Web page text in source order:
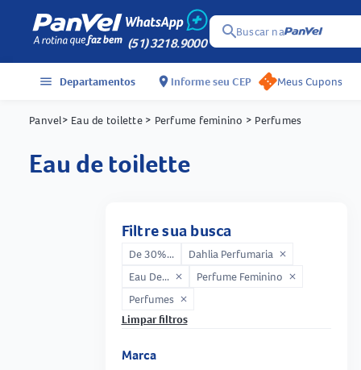
(51) 3218.9000
searchBuscar na
menu Departamentos location_on Informe seu CEP Meus Cupons
Panvel> Eau de toilette> Perfume feminino > Perfumes
eau de toilette
Filtre sua busca
De 30%... Dahlia Perfumaria close
Eau De... close Perfume Feminino close
Perfumes close
Limpar filtros
Marca